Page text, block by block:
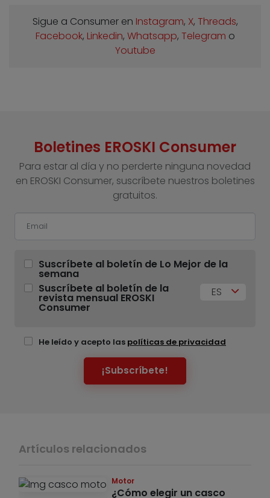
Sigue a Consumer en Instagram, X, Threads,
Facebook, Linkedin, Whatsapp, Telegram o
Youtube
Boletines EROSKI Consumer
Para estar al día y no perderte ninguna novedad
en EROSKI Consumer, suscríbete nuestros boletines
gratuitos.
Suscríbete al boletín de Lo Mejor de la
semana
Suscríbete al boletín de la
revista mensual EROSKI
Consumer
ES
He leído y acepto las políticas de privacidad
¡Subscríbete!
Artículos relacionados
Motor
¿Cómo elegir un casco